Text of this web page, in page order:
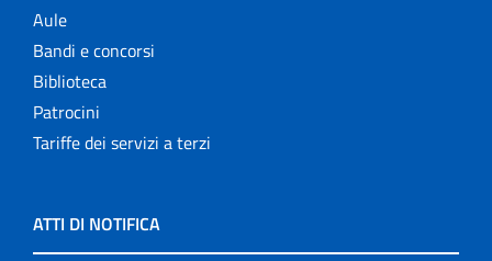
Aule
Bandi e concorsi
Biblioteca
Patrocini
Tariffe dei servizi a terzi
ATTI DI NOTIFICA